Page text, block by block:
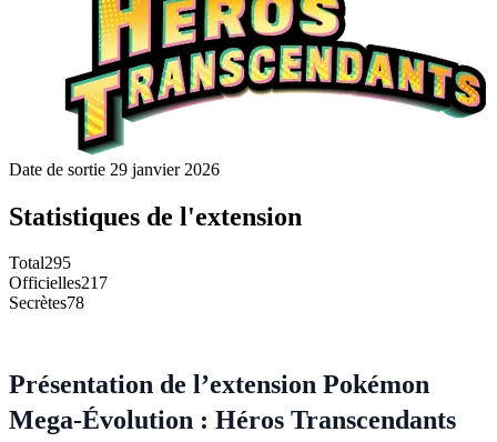
Date de sortie 29 janvier 2026
Statistiques de l'extension
Total295
Officielles217
Secrètes78
Présentation de l’extension Pokémon
Mega-Évolution : Héros Transcendants